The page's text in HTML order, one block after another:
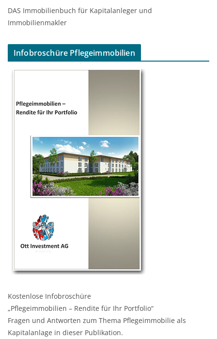
DAS Immobilienbuch für Kapitalanleger und
Immobilienmakler
Infobroschüre Pflegeimmobilien
Kostenlose Infobroschüre
„Pflegeimmobilien – Rendite für Ihr Portfolio“
Fragen und Antworten zum Thema Pflegeimmobilie als
Kapitalanlage in dieser Publikation.